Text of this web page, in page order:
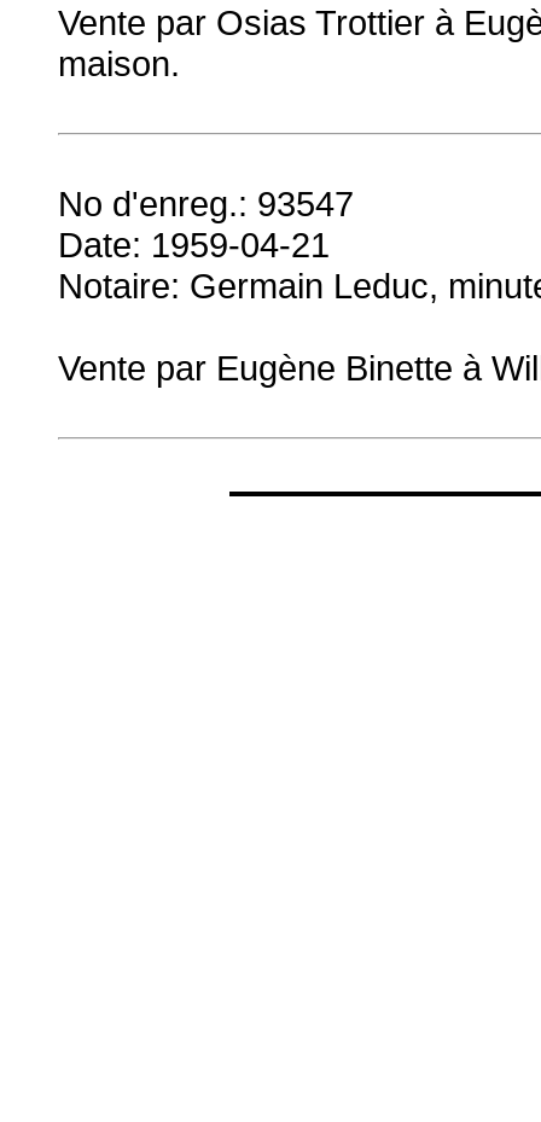
Vente par Osias Trottier à
maison.
No d'enreg.: 93547
Date: 1959-04-21
Notaire: Germain Leduc,
Vente par Eugène Binette à